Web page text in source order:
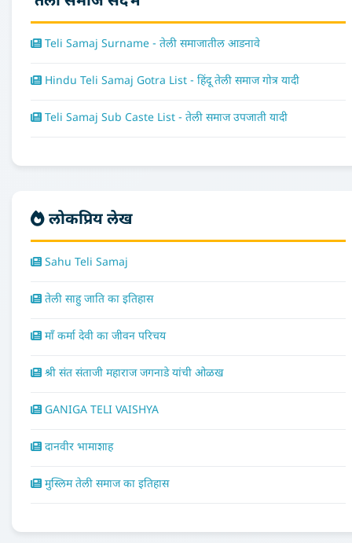
Teli Samaj Surname - तेली समाजातील आडनावे
Hindu Teli Samaj Gotra List - हिंदू तेली समाज गोत्र यादी
Teli Samaj Sub Caste List - तेली समाज उपजाती यादी
लोकप्रिय लेख
Sahu Teli Samaj
तेली साहु जाति का इतिहास
माँ कर्मा देवी का जीवन परिचय
श्री संत संताजी महाराज जगनाडे यांची ओळख
GANIGA TELI VAISHYA
दानवीर भामाशाह
मुस्लिम तेली समाज का इतिहास